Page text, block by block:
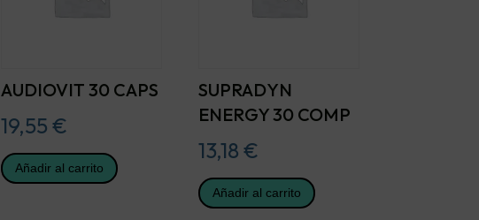
AUDIOVIT 30 CAPS
19,55 €
Añadir al carrito
SUPRADYN
ENERGY 30 COMP
13,18 €
Añadir al carrito